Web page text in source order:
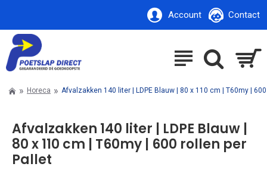
Account Contact
Horeca Afvalzakken 140 liter | LDPE Blauw | 80 x 110 cm | T60my |
Afvalzakken 140 liter | LDPE Blauw |
80 x 110 cm | T60my | 600 rollen per
Pallet